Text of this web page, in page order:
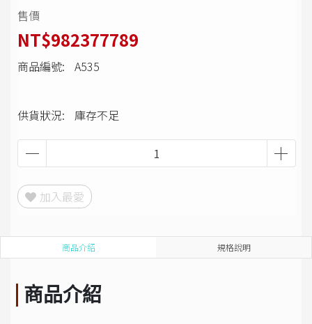
售價
NT$982377789
商品編號: A535
供貨狀況: 庫存不足
加入最愛
商品介紹 規格說明
商品介紹